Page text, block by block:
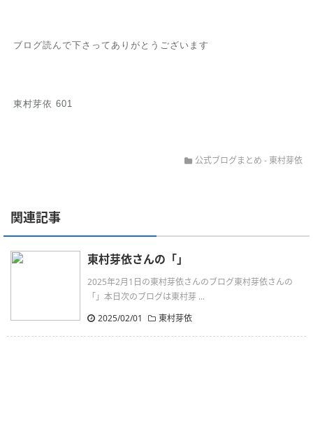
ブログ読んで下さってありがとうございます
東村芽依 601
公式ブログまとめ - 東村芽依
関連記事
東村芽依さんの「」
2025年2月1日の東村芽依さんのブログ東村芽依さんの
「」本日次のブログは東村芽 ...
2025/02/01
東村芽依